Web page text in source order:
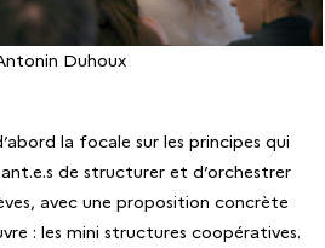
Duhoux
la focale sur les principes qui
de structurer et d’orchestrer
avec une proposition concrète
: les mini structures coopératives.